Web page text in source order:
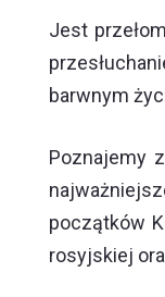
Jest
barwnym
Poznajemy
początków
rosyjskiej